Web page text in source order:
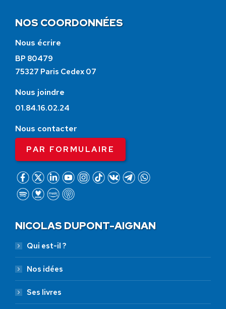
NOS COORDONNÉES
Nous écrire
BP 80479
75327 Paris Cedex 07
Nous joindre
01.84.16.02.24
Nous contacter
PAR FORMULAIRE
NICOLAS DUPONT-AIGNAN
Qui est-il ?
Nos idées
Ses livres